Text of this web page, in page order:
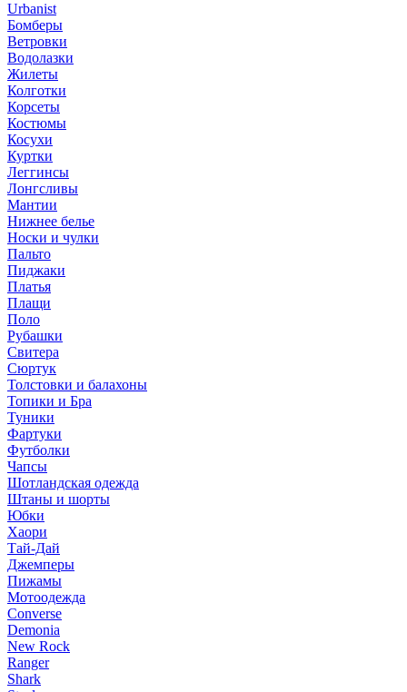
Urbanist
Бомберы
Ветровки
Водолазки
Жилеты
Колготки
Корсеты
Костюмы
Косухи
Куртки
Леггинсы
Лонгсливы
Мантии
Нижнее белье
Носки и чулки
Пальто
Пиджаки
Платья
Плащи
Поло
Рубашки
Свитера
Сюртук
Толстовки и балахоны
Топики и Бра
Туники
Фартуки
Футболки
Чапсы
Шотландская одежда
Штаны и шорты
Юбки
Хаори
Тай-Дай
Джемперы
Пижамы
Мотоодежда
Converse
Demonia
New Rock
Ranger
Shark